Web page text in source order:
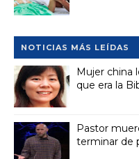
NOTICIAS MÁS LEÍDAS
Mujer china
que era la
Pastor
terminar de